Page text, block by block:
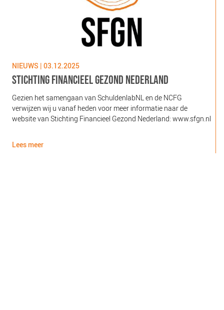
NIEUWS | 03.12.2025
STICHTING FINANCIEEL GEZOND NEDERLAND
Gezien het samengaan van SchuldenlabNL en de NCFG
verwijzen wij u vanaf heden voor meer informatie naar de
website van Stichting Financieel Gezond Nederland: www.sfgn.nl
Lees meer